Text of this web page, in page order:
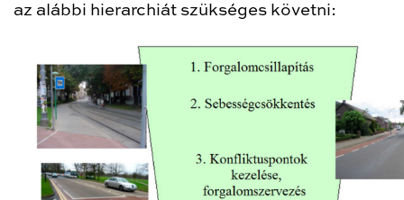
az alábbi hierarchiát szükséges követni: